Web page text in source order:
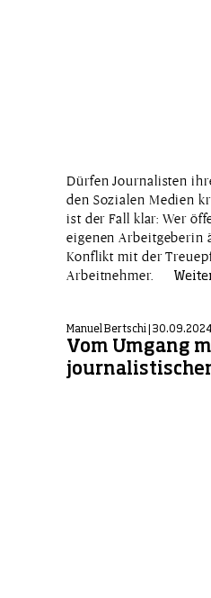
Dürfen Journalisten
den Sozialen Medien
ist der Fall klar: Wer
eigenen Arbeitgeberin
Konflikt mit der
Arbeitnehmer.
Manuel Bertschi |
Vom Umgang